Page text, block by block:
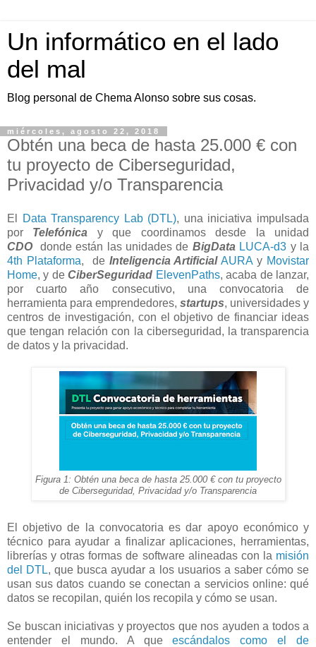
Un informático en el lado
del mal
Blog personal de Chema Alonso sobre sus cosas.
miércoles, agosto 22, 2018
Obtén una beca de hasta 25.000 € con
tu proyecto de Ciberseguridad,
Privacidad y/o Transparencia
El Data Transparency Lab (DTL), una iniciativa impulsada
por Telefónica y que coordinamos desde la unidad
CDO donde están las unidades de BigData LUCA-d3 y la
4th Plataforma, de Inteligencia Artificial AURA y Movistar
Home, y deCiberSeguridad ElevenPaths, acaba de lanzar,
por cuarto año consecutivo, una convocatoria de
herramienta para emprendedores, startups, universidades y
centros de investigación, con el objetivo de financiar ideas
que tengan relación con la ciberseguridad, la transparencia
de datos y la privacidad.
Figura 1: Obtén una beca de hasta 25.000 € con tu proyecto
de Ciberseguridad, Privacidad y/o Transparencia
El objetivo de la convocatoria es dar apoyo económico y
técnico para ayudar a finalizar aplicaciones, herramientas,
librerías y otras formas de software alineadas con la misión
del DTL, que busca ayudar a los usuarios a saber cómo se
usan sus datos cuando se conectan a servicios online: qué
datos se recopilan, quién los recopila y cómo se usan.
Se buscan iniciativas y proyectos que nos ayuden a todos a
entender el mundo. A queescándalos como el de